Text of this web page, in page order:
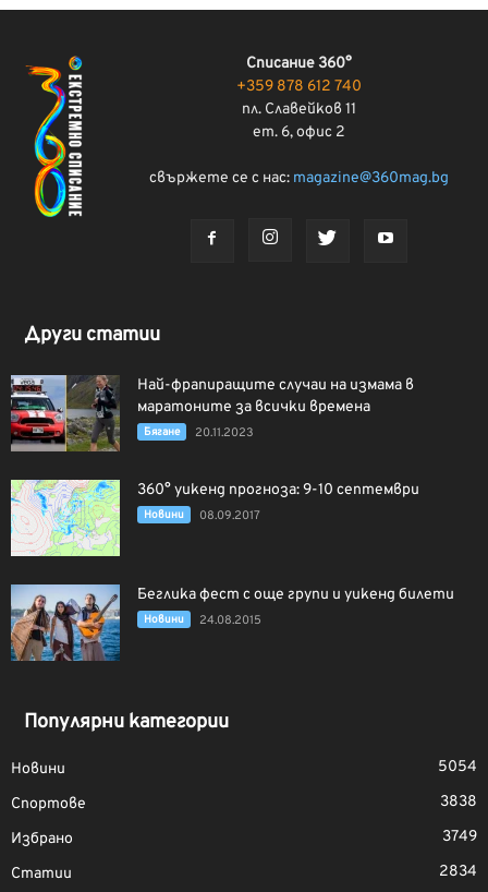
Списание 360°
+359 878 612 740
пл. Славейков 11
ет. 6, офис 2
свържете се с нас: magazine@360mag.bg
Други статии
Най-фрапиращите случаи на измама в
маратоните за всички времена
Бягане 20.11.2023
360° уикенд прогноза: 9-10 септември
Новини 08.09.2017
Беглика фест с още групи и уикенд билети
Новини 24.08.2015
Популярни категории
Новини
5054
Спортове
3838
Избрано
3749
Статии
2834